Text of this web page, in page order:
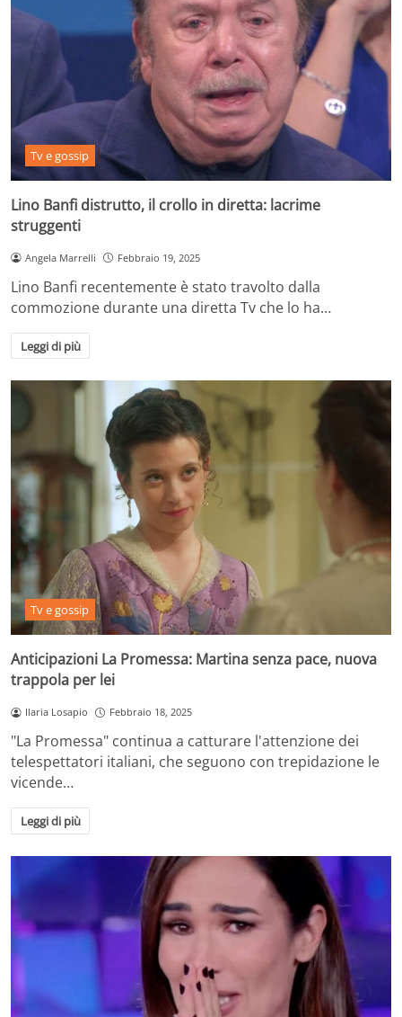
Tv e gossip
Lino Banfi distrutto, il crollo in diretta: lacrime
struggenti
Angela Marrelli Febbraio 19, 2025
Lino Banfi recentemente è stato travolto dalla
commozione durante una diretta Tv che lo ha…
Leggi di più
Tv e gossip
Anticipazioni La Promessa: Martina senza pace, nuova
trappola per lei
Ilaria Losapio Febbraio 18, 2025
"La Promessa" continua a catturare l'attenzione dei
telespettatori italiani, che seguono con trepidazione le
vicende…
Leggi di più